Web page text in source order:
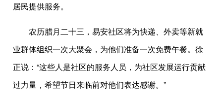
居民提供服务。
农历腊月二十三，易安社区将为快递、外卖等新就
业群体组织一次大聚会，为他们准备一次免费午餐。徐
正说：“这些人是社区的服务人员，为社区发展运行贡献
过力量，希望节日来临前对他们表达感谢。”